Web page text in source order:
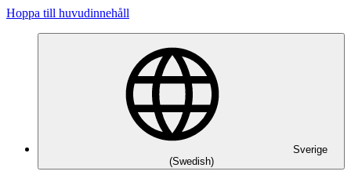
Hoppa till huvudinnehåll
Sverige
(Swedish)